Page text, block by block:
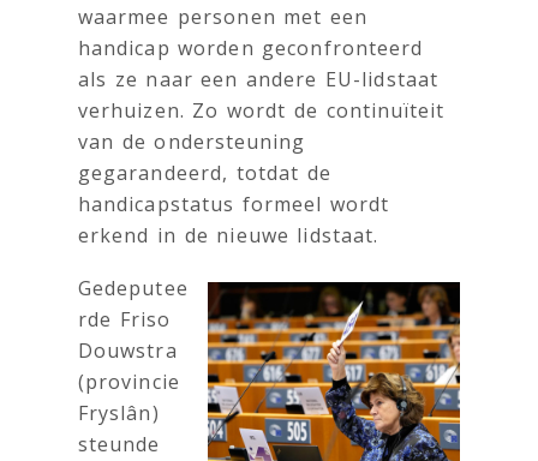
waarmee personen met een
handicap worden geconfronteerd
als ze naar een andere EU-lidstaat
verhuizen. Zo wordt de continuïteit
van de ondersteuning
gegarandeerd, totdat de
handicapstatus formeel wordt
erkend in de nieuwe lidstaat.
Gedeputee
rde Friso
Douwstra
(provincie
Fryslân)
steunde